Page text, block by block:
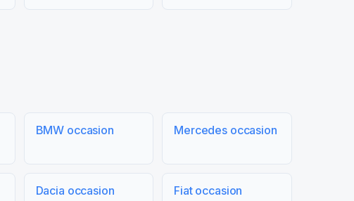
BMW occasion Mercedes occasion
Dacia occasion Fiat occasion